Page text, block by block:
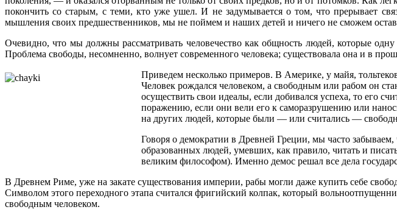
покончить со старым, с теми, кто уже ушел. И не задумывается о том, что прерывает
мышления своих предшественников, мы не поймем и наших детей и ничего не сможем
Очевидно, что мы должны рассматривать человечество как общность людей, которые
Проблема свободы, несомненно, волнует современного человека; существовала она и в
Приведем несколько примеров. В Америке, у майя,
Человек рождался человеком, а свободным или рабом он
осуществить свои идеалы, если добивался успеха, то его
поражению, если они вели его к саморазрушению или
на других людей, которые были — или считались —
Говоря о демократии в Древней Греции, мы часто
образованных людей, умевших, как правило, читать и
великим философом). Именно демос решал все дела
В Древнем Риме, уже на закате существования империи, рабы могли даже купить себе
Символом этого переходного этапа считался фригийский колпак, который
свободным человеком.